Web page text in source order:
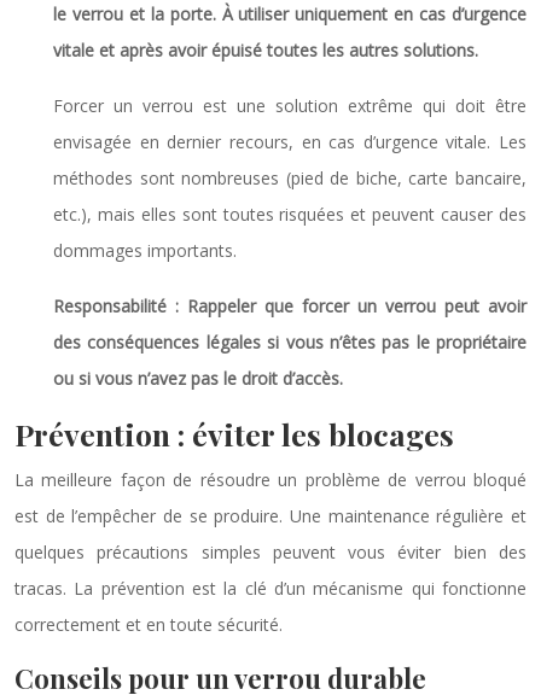
le verrou et la porte. À utiliser uniquement en cas d’urgence
vitale et après avoir épuisé toutes les autres solutions.
Forcer un verrou est une solution extrême qui doit être
envisagée en dernier recours, en cas d’urgence vitale. Les
méthodes sont nombreuses (pied de biche, carte bancaire,
etc.), mais elles sont toutes risquées et peuvent causer des
dommages importants.
Responsabilité : Rappeler que forcer un verrou peut avoir
des conséquences légales si vous n’êtes pas le propriétaire
ou si vous n’avez pas le droit d’accès.
Prévention : éviter les blocages
La meilleure façon de résoudre un problème de verrou bloqué
est de l’empêcher de se produire. Une maintenance régulière et
quelques précautions simples peuvent vous éviter bien des
tracas. La prévention est la clé d’un mécanisme qui fonctionne
correctement et en toute sécurité.
Conseils pour un verrou durable